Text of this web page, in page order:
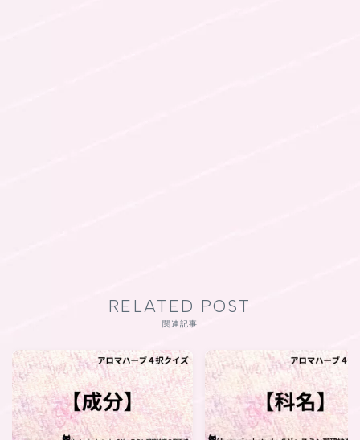
RELATED POST
関連記事